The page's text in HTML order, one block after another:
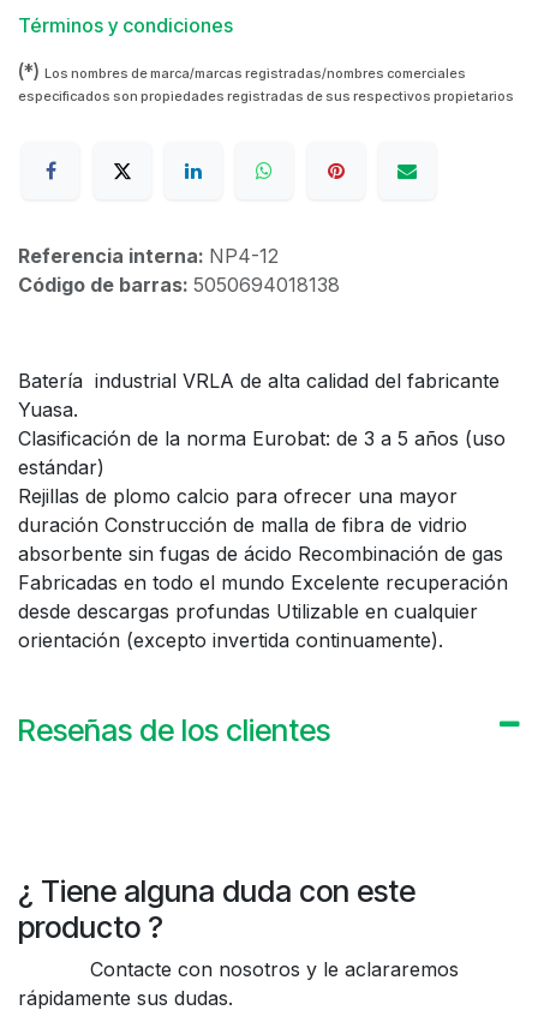
Términos y condiciones
(*) Los nombres de marca/marcas registradas/nombres comerciales
especificados son propiedades registradas de sus respectivos propietarios
Referencia interna: NP4-12
Código de barras: 5050694018138
Batería industrial VRLA de alta calidad del fabricante
Yuasa.
Clasificación de la norma Eurobat: de 3 a 5 años (uso
estándar)
Rejillas de plomo calcio para ofrecer una mayor
duración Construcción de malla de fibra de vidrio
absorbente sin fugas de ácido Recombinación de gas
Fabricadas en todo el mundo Excelente recuperación
desde descargas profundas Utilizable en cualquier
orientación (excepto invertida continuamente).
Reseñas de los clientes
¿ Tiene alguna duda con este
producto ?
Contacte con nosotros y le aclararemos
rápidamente sus dudas.